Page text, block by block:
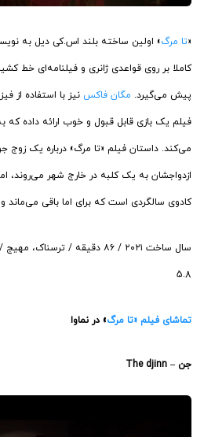
«تا مرگ» اولین ساخته بلند اس.کی دیل به
کاملا بر روی قواعدی ژانری و فیلنامه‌ای خط
پیش می‌گیرد. مگان فاکس نیز با استفاده از
فیلم یک بازی قابل قبول و خوب ارائه داده
می‌کند. داستان فیلم «تا مرگ» درباره یک
ازدواجشان به یک کلبه در خارج شهر می‌روند،
کادوی سالگردی است که برای اما باقی می‌ماند و
5.8
تماشای فیلم «تا مرگ» در نماوا
جن – The djinn